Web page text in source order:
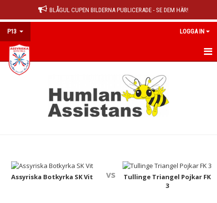
BLÅGUL CUPEN BILDERNA PUBLICERADE - SE DEM HÄR!
P13 LOGGA IN
HEM
Assyriska Botkyrka SK Vit vs
Tullinge Triangel Pojkar FK
3